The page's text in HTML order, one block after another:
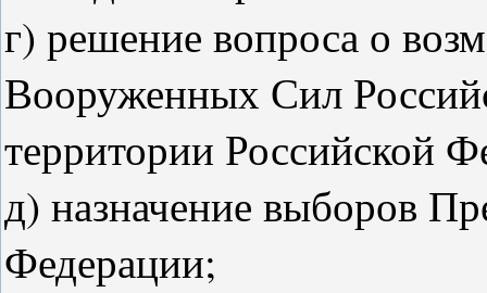
г) решение вопроса о
Вооруженных Сил
территории Российской
д) назначение выборов
Федерации;